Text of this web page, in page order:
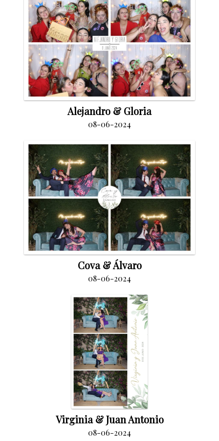
Alejandro & Gloria
08-06-2024
Cova & Álvaro
08-06-2024
Virginia & Juan Antonio
08-06-2024